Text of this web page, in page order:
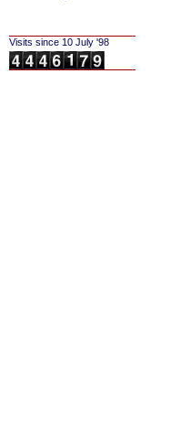
Visits since 10 July '98